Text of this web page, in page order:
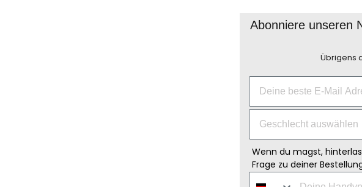
Abonniere unseren
Übrigens
Wenn du magst,
Frage zu deiner